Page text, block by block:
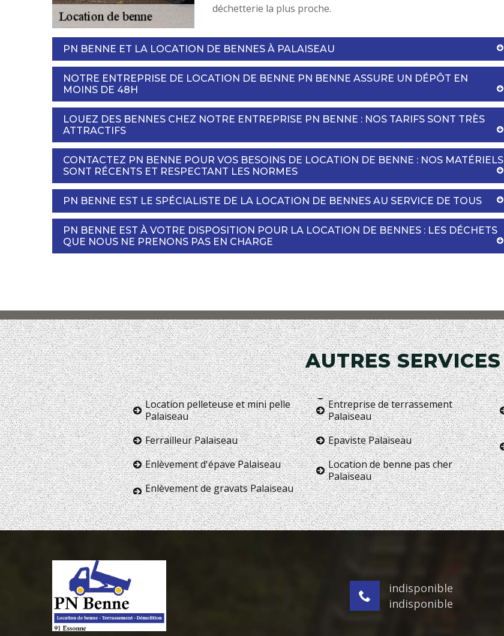
déchetterie la plus proche.
PN BENNE ET LA LOCATION DE BENNES À PALAISEAU
NOTRE ENTREPRISE DE LOCATION DE BENNE PN BENNE ASSURE UN DÉPÔT EN
MOINS DE 48H
LOUEZ DES BENNES CHEZ NOTRE ENTREPRISE PN BENNE : NOS TARIFS SONT TRÈS
ATTRACTIFS
CONTACTEZ PN BENNE POUR VOS BESOINS DE LOCATION DE BENNE : NOS MATÉRIELS
SONT RÉCENTS ET RESPECTANT LES NORMES
PN BENNE EST LE SPÉCIALISTE DE LA LOCATION DE BENNES AU SERVICE DE TOUS
PN BENNE EST À VOTRE DISPOSITION POUR LA LOCATION DE BENNES : LES DÉCHETS
QUE NOUS NE PRENONS PAS EN CHARGE
AUTRES SERVICES
Location pelleteuse et mini pelle
Palaiseau
Ferrailleur Palaiseau
Enlèvement d'épave Palaiseau
Enlèvement de gravats Palaiseau
Entreprise de terrassement
Palaiseau
Epaviste Palaiseau
Location de benne pas cher
Palaiseau
indisponible
indisponible